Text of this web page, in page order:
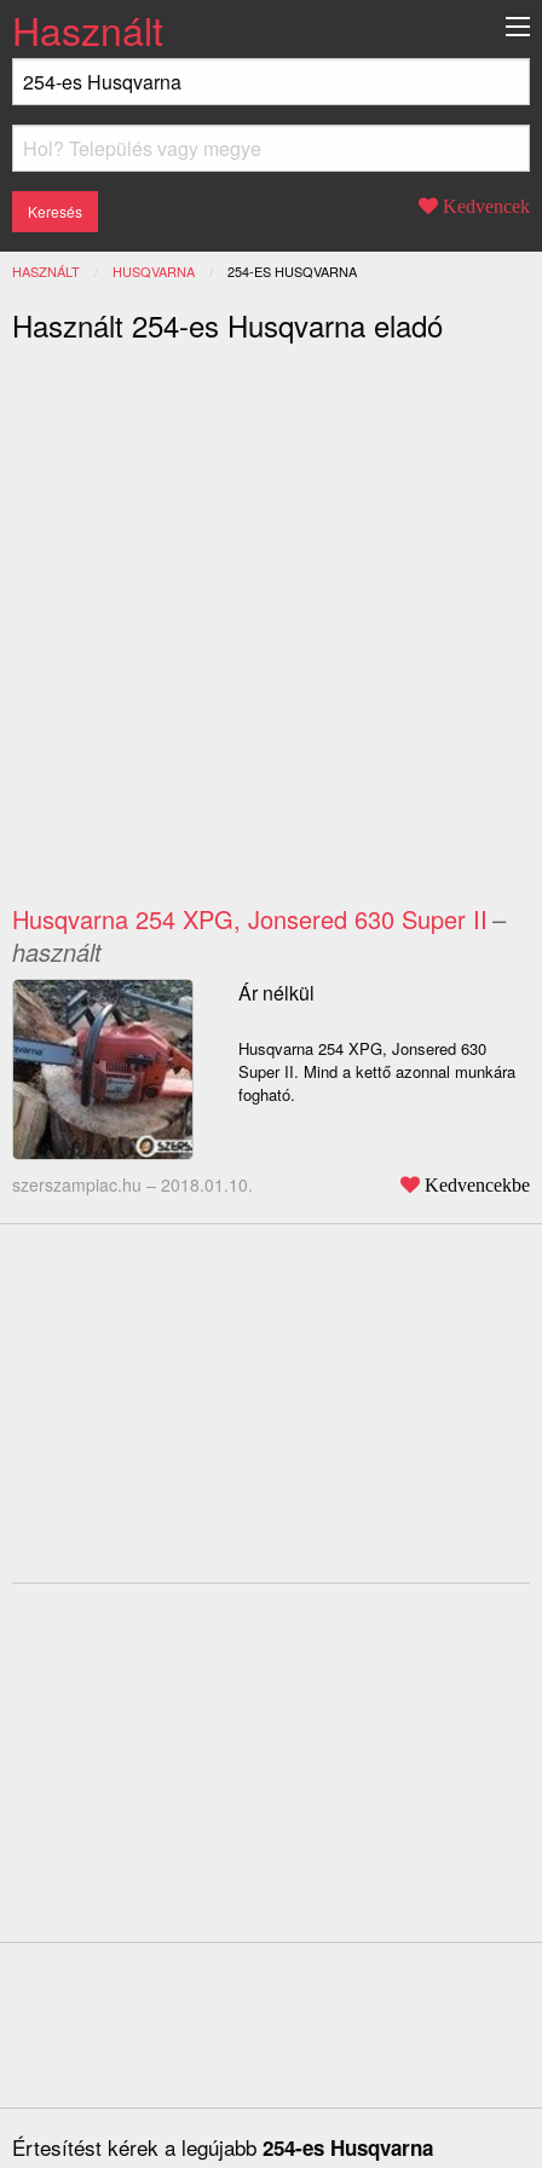
Használt
Kedvencek
HASZNÁLT HUSQVARNA JELENLEGI:
254-ES HUSQVARNA
Használt 254-es Husqvarna eladó
Husqvarna 254 XPG, Jonsered 630 Super II –
használt
Ár nélkül
Husqvarna 254 XPG, Jonsered 630
Super II. Mind a kettő azonnal munkára
fogható.
szerszampiac.hu – 2018.01.10. Kedvencekbe
Értesítést kérek a legújabb 254-es Husqvarna